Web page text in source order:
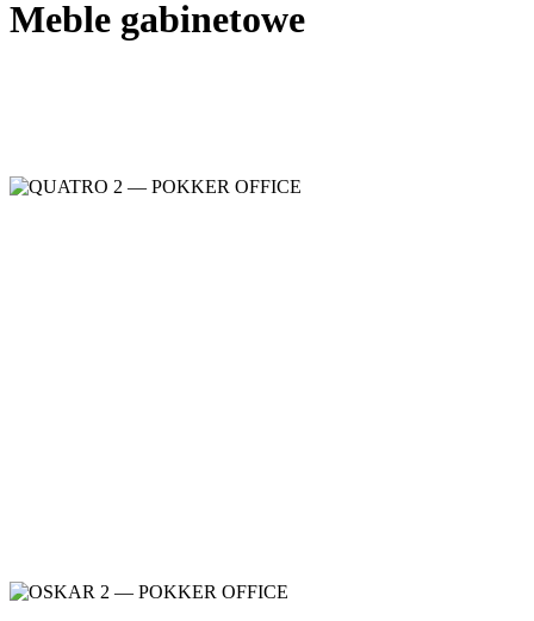
Meble gabinetowe